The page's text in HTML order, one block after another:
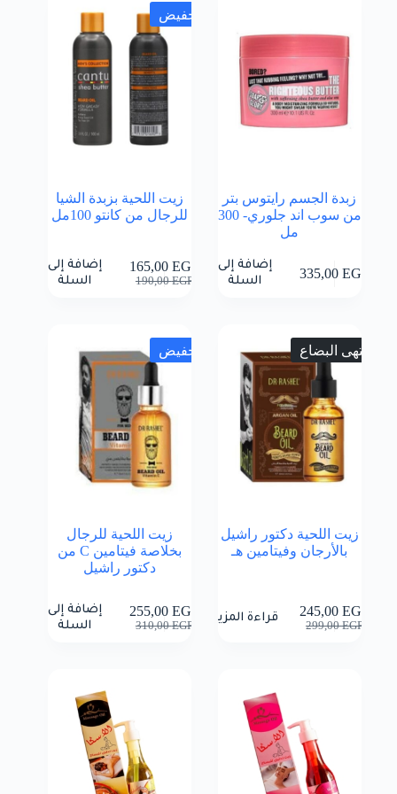
زبدة الجسم رايتوس بتر
من سوب اند جلوري- 300
مل
335,00 EGP
إضافة إلى
السلة
تخفيض
زيت اللحية بزبدة الشيا
للرجال من كانتو 100مل
190,00EGP السعر
165,00 EGP
السعر
إضافة إلى
السلة
انتهى البضاع
زيت اللحية دكتور راشيل
بالأرجان وفيتامين هـ
299,00EGP السعر
245,00 EGP
السعر
قراءة المزيد
تخفيض
زيت اللحية للرجال
بخلاصة فيتامين C من
دكتور راشيل
310,00EGP السعر
255,00 EGP
السعر
إضافة إلى
السلة